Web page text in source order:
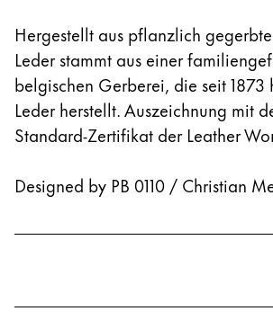
Hergestellt aus pflanzlich
Leder stammt aus einer
belgischen Gerberei, die seit 1873
Leder herstellt. Auszeichnung mit
Standard-Zertifikat der Leather
Designed by PB 0110 / Christian